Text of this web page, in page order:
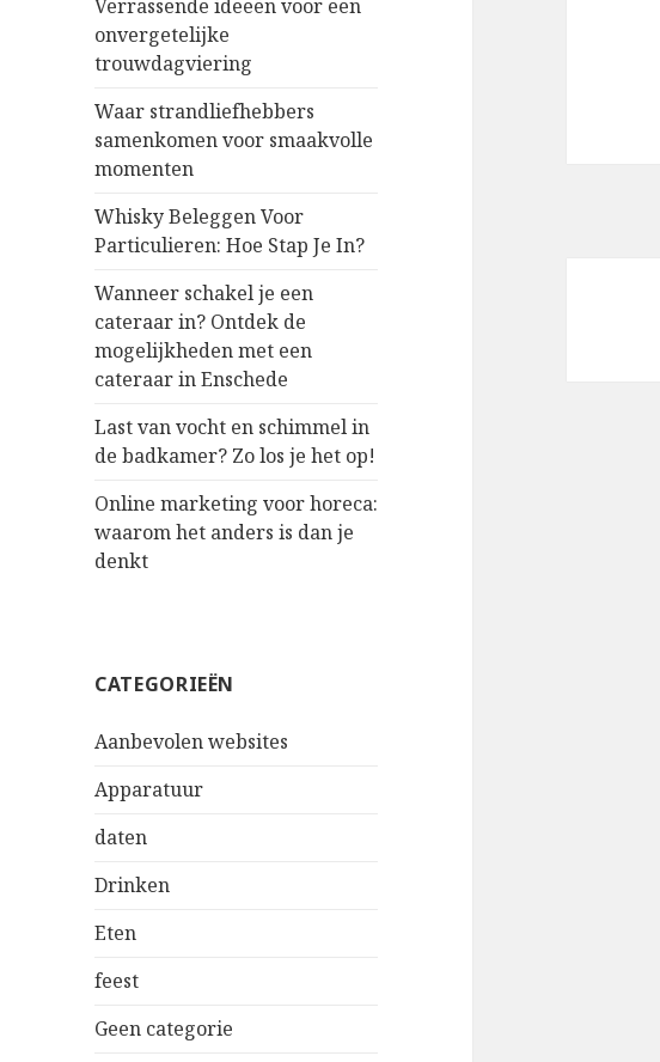
Verrassende ideeën voor een
onvergetelijke
trouwdagviering
Waar strandliefhebbers
samenkomen voor smaakvolle
momenten
Whisky Beleggen Voor
Particulieren: Hoe Stap Je In?
Wanneer schakel je een
cateraar in? Ontdek de
mogelijkheden met een
cateraar in Enschede
Last van vocht en schimmel in
de badkamer? Zo los je het op!
Online marketing voor horeca:
waarom het anders is dan je
denkt
CATEGORIEËN
Aanbevolen websites
Apparatuur
daten
Drinken
Eten
feest
Geen categorie